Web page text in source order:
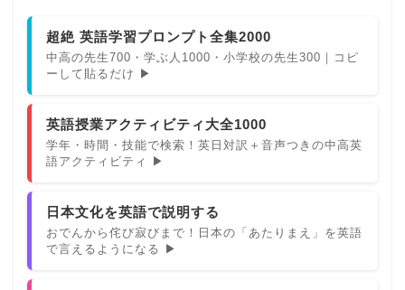
超絶 英語学習プロンプト全集2000
中高の先生700・学ぶ人1000・小学校の先生300｜コピ
ーして貼るだけ ▶
英語授業アクティビティ大全1000
学年・時間・技能で検索！英日対訳＋音声つきの中高英
語アクティビティ ▶
日本文化を英語で説明する
おでんから侘び寂びまで！日本の「あたりまえ」を英語
で言えるようになる ▶